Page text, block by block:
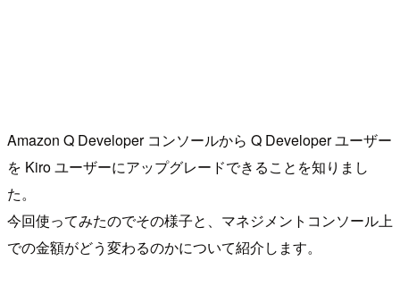
Amazon Q Developer コンソールから Q Developer ユーザー
を Kiro ユーザーにアップグレードできることを知りまし
た。
今回使ってみたのでその様子と、マネジメントコンソール上
での金額がどう変わるのかについて紹介します。